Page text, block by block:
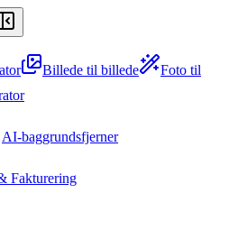
Billede til billede
Foto til
AI-baggrundsfjerner
Fakturering